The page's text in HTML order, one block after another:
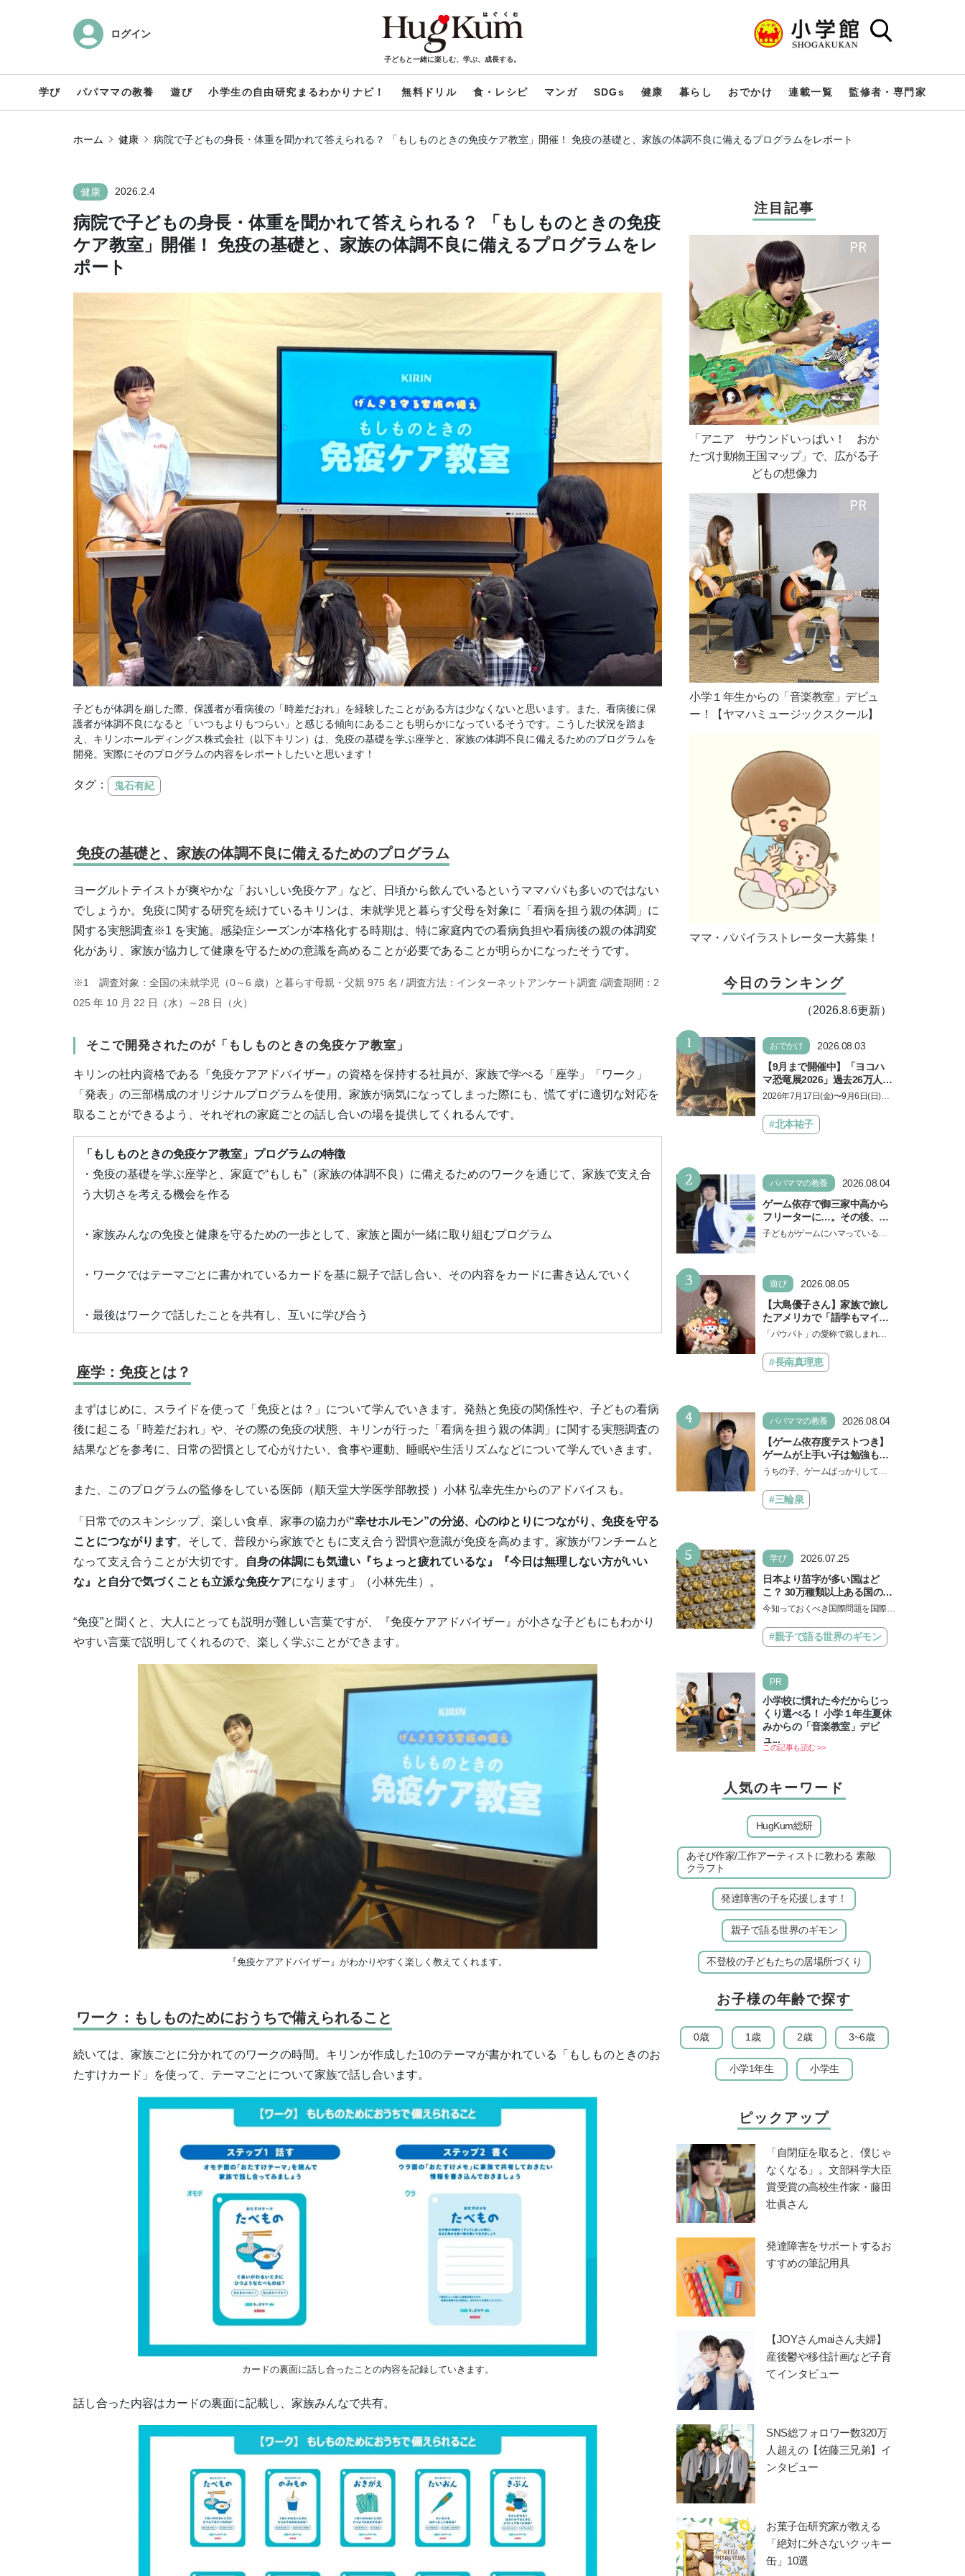
ログイン
子どもと一緒に楽しむ、学ぶ、成長する。
学び パパママの教養 遊び 小学生の自由研究まるわかりナビ！ 無料ドリル 食・レシピ マンガ SDGs 健康 暮らし おでかけ 連載一覧 監修者・専門家
ホーム 健康 病院で子どもの身長・体重を聞かれて答えられる？ 「もしものときの免疫ケア教室」開催！ 免疫の基礎と、家族の体調不良に備えるプログラムをレポート
健康 2026.2.4
病院で子どもの身長・体重を聞かれて答えられる？ 「もしものときの免疫
ケア教室」開催！ 免疫の基礎と、家族の体調不良に備えるプログラムをレ
ポート
子どもが体調を崩した際、保護者が看病後の「時差だおれ」を経験したことがある方は少なくないと思います。また、看病後に保
護者が体調不良になると「いつもよりもつらい」と感じる傾向にあることも明らかになっているそうです。こうした状況を踏ま
え、キリンホールディングス株式会社（以下キリン）は、免疫の基礎を学ぶ座学と、家族の体調不良に備えるためのプログラムを
開発。実際にそのプログラムの内容をレポートしたいと思います！
タグ： 鬼石有紀
免疫の基礎と、家族の体調不良に備えるためのプログラム
ヨーグルトテイストが爽やかな「おいしい免疫ケア」など、日頃から飲んでいるというママパパも多いのではない
でしょうか。免疫に関する研究を続けているキリンは、未就学児と暮らす父母を対象に「看病を担う親の体調」に
関する実態調査※1 を実施。感染症シーズンが本格化する時期は、特に家庭内での看病負担や看病後の親の体調変
化があり、家族が協力して健康を守るための意識を高めることが必要であることが明らかになったそうです。
※1 調査対象：全国の未就学児（0～6 歳）と暮らす母親・父親 975 名 / 調査方法：インターネットアンケート調査 /調査期間：2
025 年 10 月 22 日（水）～28 日（火）
そこで開発されたのが「もしものときの免疫ケア教室」
キリンの社内資格である『免疫ケアアドバイザー』の資格を保持する社員が、家族で学べる「座学」「ワーク」
「発表」の三部構成のオリジナルプログラムを使用。家族が病気になってしまった際にも、慌てずに適切な対応を
取ることができるよう、それぞれの家庭ごとの話し合いの場を提供してくれるんです。
「もしものときの免疫ケア教室」プログラムの特徴
・免疫の基礎を学ぶ座学と、家庭で“もしも”（家族の体調不良）に備えるためのワークを通じて、家族で支え合
う大切さを考える機会を作る
・家族みんなの免疫と健康を守るための一歩として、家族と園が一緒に取り組むプログラム
・ワークではテーマごとに書かれているカードを基に親子で話し合い、その内容をカードに書き込んでいく
・最後はワークで話したことを共有し、互いに学び合う
座学：免疫とは？
まずはじめに、スライドを使って「免疫とは？」について学んでいきます。発熱と免疫の関係性や、子どもの看病
後に起こる「時差だおれ」や、その際の免疫の状態、キリンが行った「看病を担う親の体調」に関する実態調査の
結果などを参考に、日常の習慣として心がけたい、食事や運動、睡眠や生活リズムなどについて学んでいきます。
また、このプログラムの監修をしている医師（順天堂大学医学部教授 ）小林 弘幸先生からのアドバイスも。
「日常でのスキンシップ、楽しい食卓、家事の協力が“幸せホルモン”の分泌、心のゆとりにつながり、免疫を守る
ことにつながります。そして、普段から家族でともに支え合う習慣や意識が免疫を高めます。家族がワンチームと
なって支え合うことが大切です。
自身の体調にも気遣い『ちょっと疲れているな』『今日は無理しない方がいい
な』と自分で気づくことも立派な免疫ケアになります」（小林先生）。
“免疫”と聞くと、大人にとっても説明が難しい言葉ですが、『免疫ケアアドバイザー』が小さな子どもにもわかり
やすい言葉で説明してくれるので、楽しく学ぶことができます。
『免疫ケアアドバイザー』がわかりやすく楽しく教えてくれます。
ワーク：もしものためにおうちで備えられること
続いては、家族ごとに分かれてのワークの時間。キリンが作成した10のテーマが書かれている「もしものときのお
たすけカード」を使って、テーマごとについて家族で話し合います。
カードの裏面に話し合ったことの内容を記録していきます。
話し合った内容はカードの裏面に記載し、家族みんなで共有。
注目記事
「アニア サウンドいっぱい！ おか
たづけ動物王国マップ」で、広がる子
どもの想像力
小学１年生からの「音楽教室」デビュ
ー！【ヤマハミュージックスクール】
ママ・パパイラストレーター大募集！
今日のランキング
（2026.8.6更新）
1 おでかけ
2026.08.03
【9月まで開催中】「ヨコハ
マ恐竜展2026」過去26万人を
動員した恐竜展が9年ぶりに
しむポイントを完全ガイド
2026年7月17日(金)〜9月6日(日)、
「ヨコハマ恐竜展2026〜恐竜の食
卓大図鑑〜」が開催…
#北本祐子
2 パパママの教養
2026.08.04
ゲーム依存で御三家中高から
フリーターに…。その後、医
学部へ逆転合格した現役医師
子どもがゲームにハマっている
3 遊び
2026.08.05
【大島優子さん】家族で旅し
たアメリカで「語学もマイン
ドも！ 子どもの成長はすごか
『パウ・パトロール ザ・ダイ
ノ・ムービー』ではあきらめ
「パウパト」の愛称で親しまれる
の劇場版シリーズ第3弾、映画『パ
ウ・パトロール ザ…
#長南真理恵
4 パパママの教養
2026.08.04
【ゲーム依存度テストつき】
ゲームが上手い子は勉強もで
きる？御三家中高卒でゲーマ
えるゲームしながら受験で勝
つためのメソッド
うちの子、ゲームばっかりしてい
言し、子どもとトラブルになる家
庭は多いもの。でも…
#三輪泉
5 学び
2026.07.25
日本より苗字が多い国はど
こ？ 30万種類以上ある国の理
由とは【親子で語る国際問
今知っておくべき国際問題を国際政
る「親子で語る国際問題」。今回
は、苗字の種類…
#親子で語る世界のギモン
PR
小学校に慣れた今だからじっ
くり選べる！ 小学１年生夏休
みからの「音楽教室」デビ
ュ...
この記事も読む >>
人気のキーワード
HugKum総研
あそび作家/工作アーティストに教わる 素敵
クラフト
発達障害の子を応援します！
親子で語る世界のギモン
不登校の子どもたちの居場所づくり
お子様の年齢で探す
0歳 1歳 2歳 3~6歳
小学1年生 小学生
ピックアップ
「自閉症を取ると、僕じゃ
なくなる」。文部科学大臣
賞受賞の高校生作家・藤田
壮眞さん
発達障害をサポートするお
すすめの筆記用具
【JOYさんmaiさん夫婦】
産後鬱や移住計画など子育
てインタビュー
SNS総フォロワー数320万
人超えの【佐藤三兄弟】イ
ンタビュー
お菓子缶研究家が教える
「絶対に外さないクッキー
缶」10選